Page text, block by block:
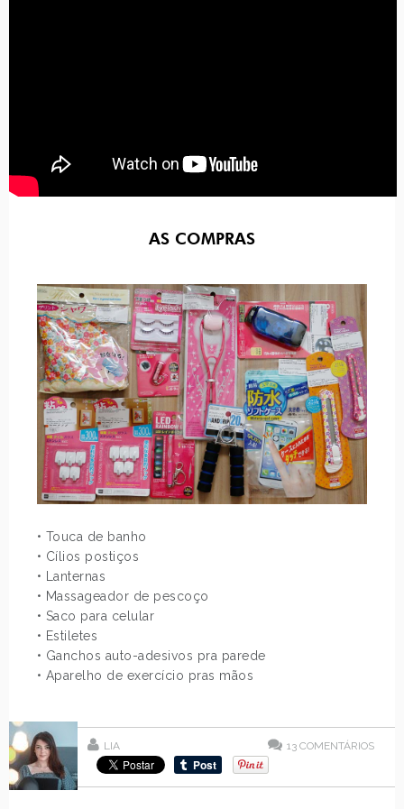
AS COMPRAS
• Touca de banho
• Cílios postiços
• Lanternas
• Massageador de pescoço
• Saco para celular
• Estiletes
• Ganchos auto-adesivos pra parede
• Aparelho de exercício pras mãos
LIA 13 COMENTÁRIOS